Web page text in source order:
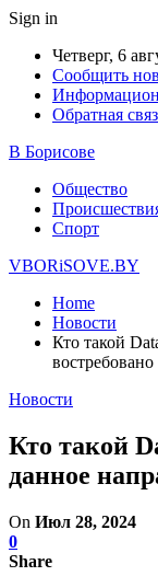
Sign in
Четверг, 6
Сообщить
Обратная
В Борисове
Общество
Спорт
VBORiSOVE.BY
Home
Новости
Кто такой
востребовано
Новости
Кто такой
данное
On Июл 28, 2024
0
Share